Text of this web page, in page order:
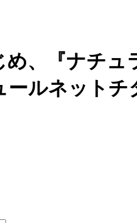
め、『ナチュ
ールネット